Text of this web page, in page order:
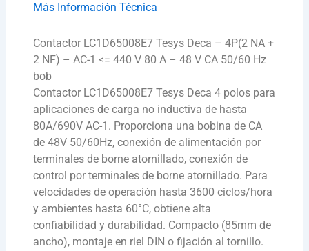
Más Información Técnica
Contactor LC1D65008E7 Tesys Deca – 4P(2 NA +
2 NF) – AC-1 <= 440 V 80 A – 48 V CA 50/60 Hz
bob
Contactor LC1D65008E7 Tesys Deca 4 polos para
aplicaciones de carga no inductiva de hasta
80A/690V AC-1. Proporciona una bobina de CA
de 48V 50/60Hz, conexión de alimentación por
terminales de borne atornillado, conexión de
control por terminales de borne atornillado. Para
velocidades de operación hasta 3600 ciclos/hora
y ambientes hasta 60°C, obtiene alta
confiabilidad y durabilidad. Compacto (85mm de
ancho), montaje en riel DIN o fijación al tornillo.